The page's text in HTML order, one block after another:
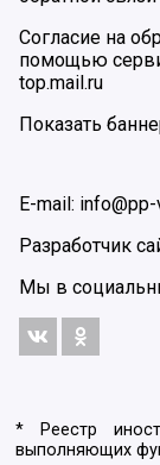
Согласие на
помощью
top.mail.ru
Показать
E-mail:
Разработчик
Мы в
* Реестр
выполняющих